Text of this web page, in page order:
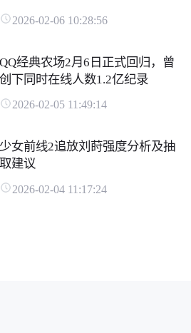
2026-02-06 10:28:56
QQ经典农场2月6日正式回归，曾
创下同时在线人数1.2亿纪录
2026-02-05 11:49:14
少女前线2追放刘莳强度分析及抽
取建议
2026-02-04 11:17:24